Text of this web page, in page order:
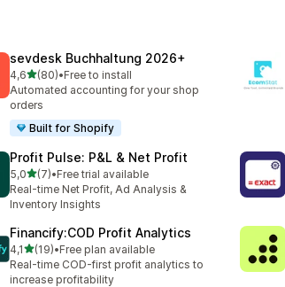
sevdesk Buchhaltung 2026+
4,6av 5 stjerner
(80)
Totalt 80 omtaler
•Free to install
Automated accounting for your shop
orders
Built for Shopify
Profit Pulse: P&L & Net Profit
5,0av 5 stjerner
(7)
Totalt 7 omtaler
•Free trial available
Real-time Net Profit, Ad Analysis &
Inventory Insights
Financify:COD Profit Analytics
4,1av 5 stjerner
(19)
Totalt 19 omtaler
•Free plan available
Real-time COD-first profit analytics to
increase profitability